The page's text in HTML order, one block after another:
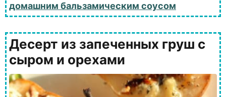
домашним бальзамическим соусом
Десерт из запеченных груш с
сыром и орехами